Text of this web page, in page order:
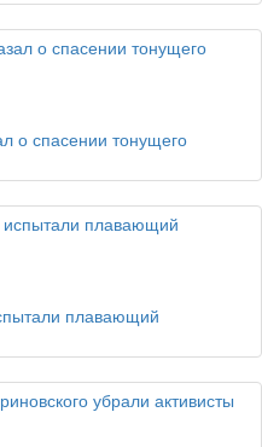
о спасении тонущего
плавающий